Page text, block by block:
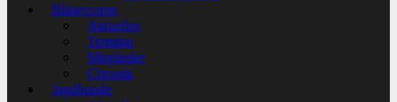
Bläsercorps
Aktuelles
Termine
Mitglieder
Chronik
Jagdhunde